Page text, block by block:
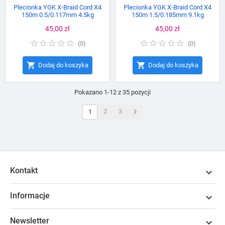
Plecionka YGK X-Braid Cord X4
150m 0.5/0.117mm 4.5kg
Cena
45,00 zł
(0)
 Dodaj do koszyka
Plecionka YGK X-Braid Cord X4
150m 1.5/0.185mm 9.1kg
Cena
45,00 zł
(0)
 Dodaj do koszyka
Pokazano 1-12 z 35 pozycji
1 2 3 
Kontakt 
Informacje 
Newsletter